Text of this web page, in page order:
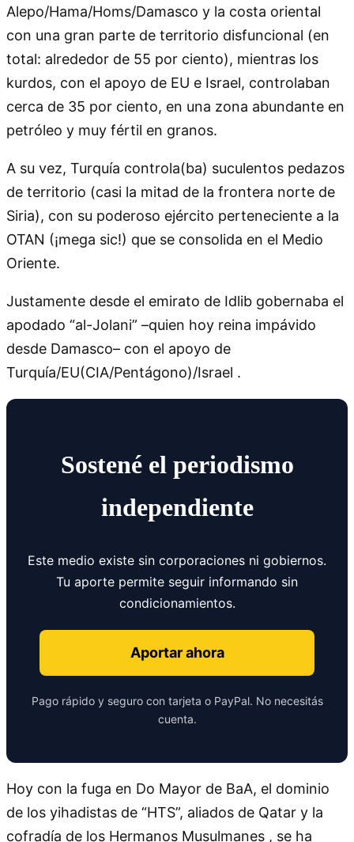
Alepo/Hama/Homs/Damasco y la costa oriental
con una gran parte de territorio disfuncional (en
total: alrededor de 55 por ciento), mientras los
kurdos, con el apoyo de EU e Israel, controlaban
cerca de 35 por ciento, en una zona abundante en
petróleo y muy fértil en granos.
A su vez, Turquía controla(ba) suculentos pedazos
de territorio (casi la mitad de la frontera norte de
Siria), con su poderoso ejército perteneciente a la
OTAN (¡mega sic!) que se consolida en el Medio
Oriente.
Justamente desde el emirato de Idlib gobernaba el
apodado
al-Jolani –quien hoy reina impávido
desde Damasco– con el apoyo de
Turquía/EU(CIA/Pentágono)/Israel .
Sostené el periodismo
independiente
Este medio existe sin corporaciones ni gobiernos.
Tu aporte permite seguir informando sin
condicionamientos.
Aportar ahora
Pago rápido y seguro con tarjeta o PayPal. No necesitás
cuenta.
Hoy con la fuga en Do Mayor de BaA, el dominio
de los yihadistas de
HTS , aliados de Qatar y la
cofradía de los Hermanos Musulmanes , se ha